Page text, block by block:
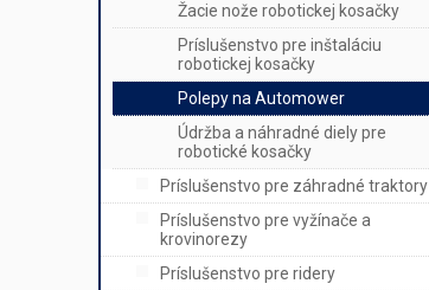
Žacie nože robotickej kosačky
Príslušenstvo pre inštaláciu
robotickej kosačky
Polepy na Automower
Údržba a náhradné diely pre
robotické kosačky
Príslušenstvo pre záhradné traktory
Príslušenstvo pre vyžínače a
krovinorezy
Príslušenstvo pre ridery